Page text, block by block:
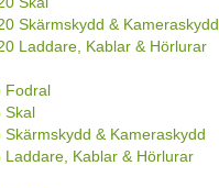
Skärmskydd & Kameraskydd
Laddare, Kablar & Hörlurar
Fodral
Skal
Skärmskydd & Kameraskydd
Laddare, Kablar & Hörlurar